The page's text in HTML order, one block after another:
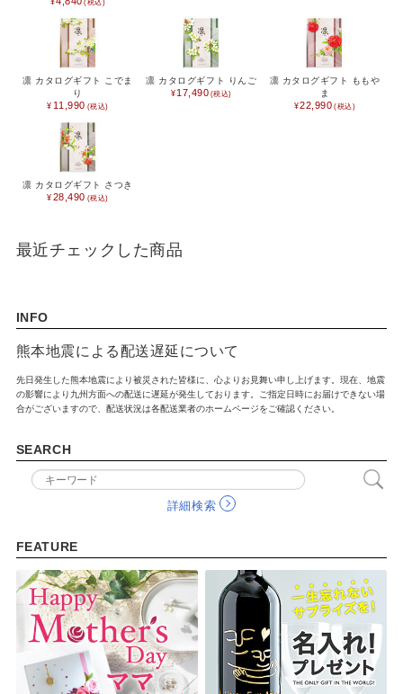
凛 カタログギフト こでま
り
11,990
凛 カタログギフト りんご
17,490
凛 カタログギフト ももや
ま
22,990
凛 カタログギフト さつき
28,490
最近チェックした商品
INFO
熊本地震による配送遅延について
先日発生した熊本地震により被災された皆様に、心よりお見舞い申し上げます。現在、地震
の影響により九州方面への配送に遅延が発生しております。ご指定日時にお届けできない場
合がございますので、配送状況は各配送業者のホームページをご確認ください。
SEARCH
詳細検索
FEATURE